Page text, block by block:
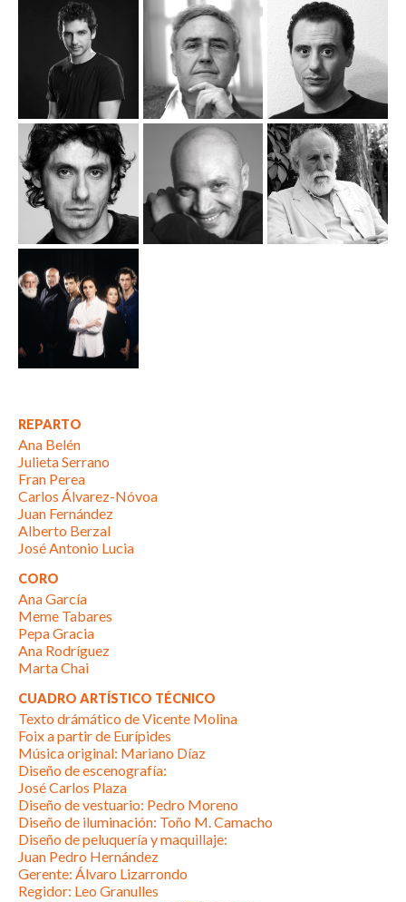
REPARTO
Ana Belén
Julieta Serrano
Fran Perea
Carlos Álvarez-Nóvoa
Juan Fernández
Alberto Berzal
José Antonio Lucia
CORO
Ana García
Meme Tabares
Pepa Gracia
Ana Rodríguez
Marta Chai
CUADRO ARTÍSTICO TÉCNICO
Texto drámático de Vicente Molina
Foix a partir de Eurípides
Música original: Mariano Díaz
Diseño de escenografía:
José Carlos Plaza
Diseño de vestuario: Pedro Moreno
Diseño de iluminación: Toño M. Camacho
Diseño de peluquería y maquillaje:
Juan Pedro Hernández
Gerente: Álvaro Lizarrondo
Regidor: Leo Granulles